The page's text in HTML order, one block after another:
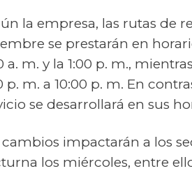
la empresa, las rutas de
se prestarán en
a. m. y la 1:00 p. m.,
p. m. a 10:00 p. m. En
se desarrollará en sus
cambios impactarán a los
los miércoles, entre